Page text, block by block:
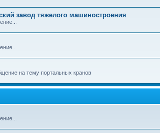
завод тяжелого машиностроения
на тему портальных кранов